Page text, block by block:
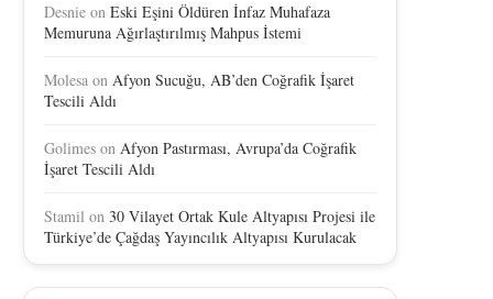
Desnie on Eski Eşini Öldüren İnfaz Muhafaza
Memuruna Ağırlaştırılmış Mahpus İstemi
Molesa on Afyon Sucuğu, AB’den Coğrafik İşaret
Tescili Aldı
Golimes on Afyon Pastırması, Avrupa’da Coğrafik
İşaret Tescili Aldı
Stamil on 30 Vilayet Ortak Kule Altyapısı Projesi ile
Türkiye’de Çağdaş Yayıncılık Altyapısı Kurulacak